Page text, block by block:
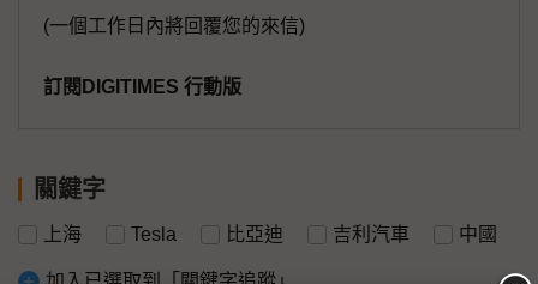
(一個工作日內將回覆您的來信)
訂閱DIGITIMES 行動版
關鍵字
上海 Tesla 比亞迪 吉利汽車 中國